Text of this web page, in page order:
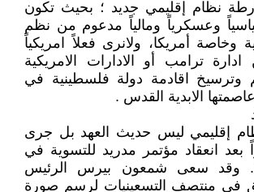
نظام إقليمي جديد ؛ بحيث تكون
وعسكرياً ومالياً مدعوم من نظم
وخاصة أمريكا، ولانرى فعلاً امريكياً
ترامب أو الادارات الامريكية
وترسيخ اقادمة دولة فلسطينية في
الابدية القدس .
إقليمي ليس حديث العهد بل جرى
بعد انعقاد مؤتمر مدريد للتسوية في
نهاية عام 1991. وقد سعى شمعون بيرس الرئيس
في منتصف التسعينيات لرسم صورة